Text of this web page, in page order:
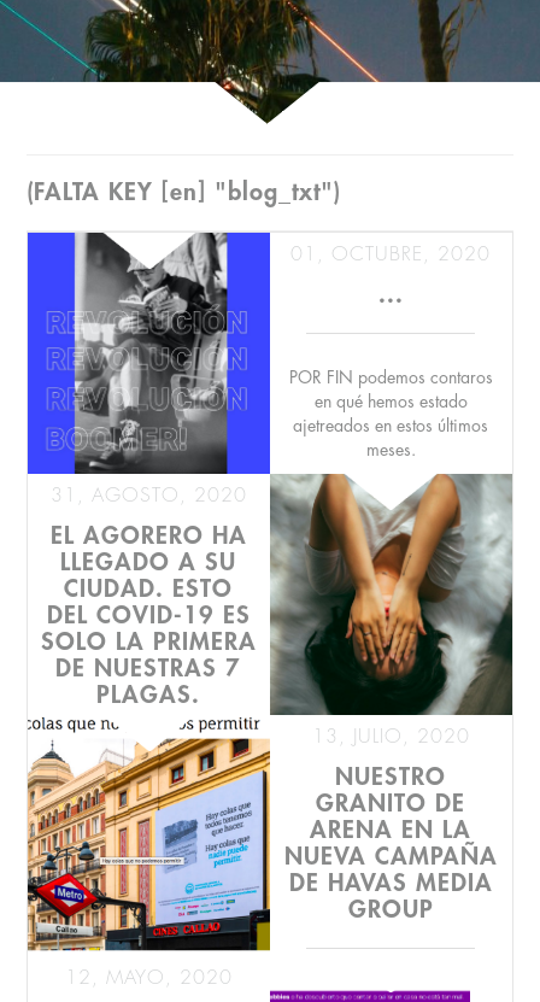
(FALTA KEY [en] "blog_txt")
01, OCTUBRE, 2020
...
POR FIN podemos contaros
en qué hemos estado
ajetreados en estos últimos
meses.
Y es que hoy sale a la luz la
web...
31, AGOSTO, 2020
EL AGORERO HA
LLEGADO A SU
CIUDAD. ESTO
DEL COVID-19 ES
SOLO LA PRIMERA
DE NUESTRAS 7
PLAGAS.
Lo que nos faltaba. Con la
que está cayendo, que
aparezca ahora un tío
anunciando males de
proporciones bíblicas.
El ca...
13, JULIO, 2020
NUESTRO
GRANITO DE
ARENA EN LA
NUEVA CAMPAÑA
DE HAVAS MEDIA
GROUP
Nuestros amigos de Havas
12, MAYO, 2020